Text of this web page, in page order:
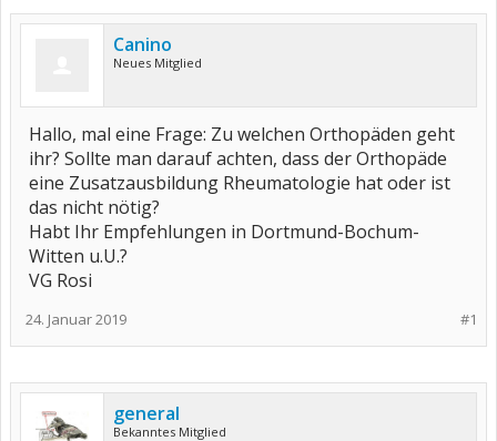
Canino
Neues Mitglied
Hallo, mal eine Frage: Zu welchen Orthopäden geht
ihr? Sollte man darauf achten, dass der Orthopäde
eine Zusatzausbildung Rheumatologie hat oder ist
das nicht nötig?
Habt Ihr Empfehlungen in Dortmund-Bochum-
Witten u.U.?
VG Rosi
#1
24. Januar 2019
general
Bekanntes Mitglied